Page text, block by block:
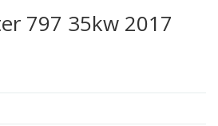
797 35kw 2017